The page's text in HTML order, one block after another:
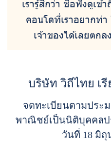
เรารู้สึกว่า ชื่อฟังดูเข้
คอนโดที่เราอยากท
เจ้าของได้เลยตกล
บริษัท วิถีไทย เ
จดทะเบียนตามประ
พาณิชย์เป็นนิติบุคคลป
วันที่ 18 มิถุ